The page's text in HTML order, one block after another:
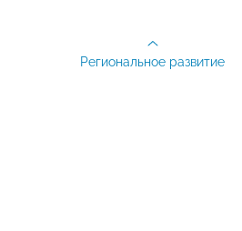
Региональное развитие